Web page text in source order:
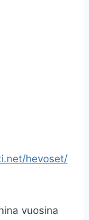
hevoset/
vuosina